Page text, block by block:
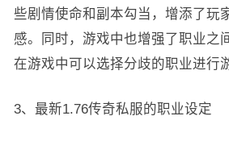
些剧情使命和副本勾当，增添了玩
感。同时，游戏中也增强了职业之
在游戏中可以选择分歧的职业进行
3、最新1.76传奇私服的职业设定